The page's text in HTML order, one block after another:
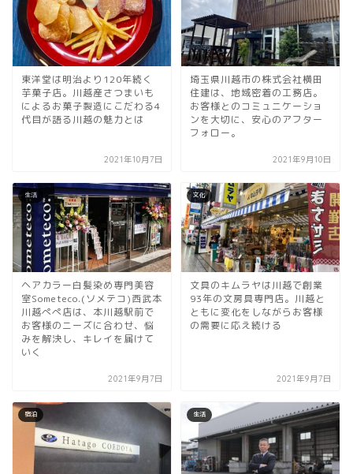
東洋堂は明治より120年続く
芋菓子店。川越産さつまいも
によるお菓子製造にこだわる4
代目が語る川越の魅力とは
2021年10月7日
埼玉県川越市の株式会社横田
住建は、地域密着の工務店。
お客様とのコミュニケーショ
ンを大切に、安心のアフター
フォロー。
2021年9月10日
生活
ヘアカラー白髪染め専門美容
室Someteco.(ソメテコ)西武本
川越ぺぺ店は、本川越駅前で
お客様のニーズに合わせ、悩
みを解決し、キレイを届けて
いく
2021年9月7日
文化
文具のキムラヤは川越で創業
93年の文房具専門店。川越と
ともに変化をしながらお客様
の需要に応え続ける
2021年9月7日
宿泊 生活